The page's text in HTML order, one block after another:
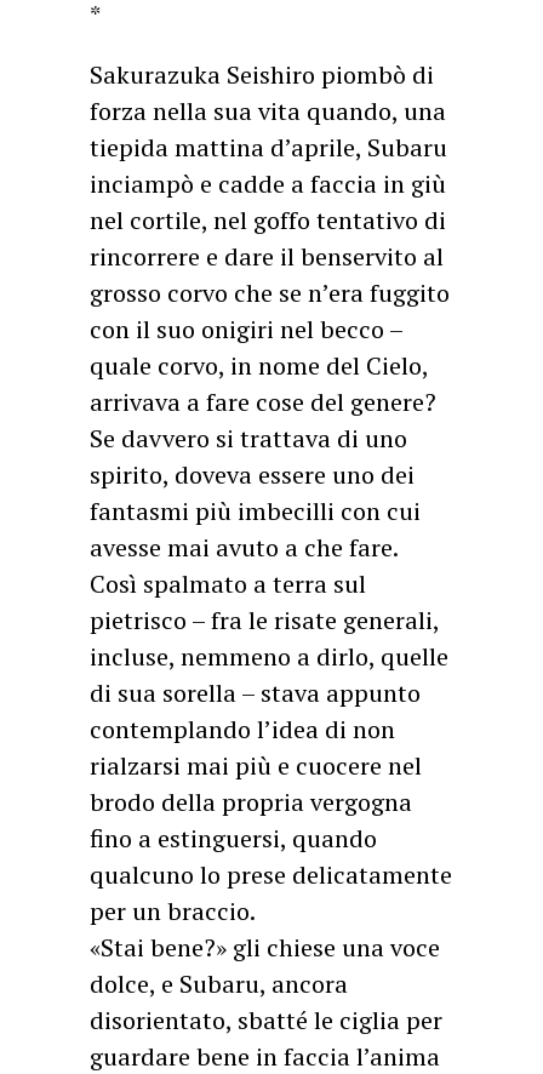
*
Sakurazuka Seishiro piombò di
forza nella sua vita quando, una
tiepida mattina d’aprile, Subaru
inciampò e cadde a faccia in giù
nel cortile, nel goffo tentativo di
rincorrere e dare il benservito al
grosso corvo che se n’era fuggito
con il suo onigiri nel becco –
quale corvo, in nome del Cielo,
arrivava a fare cose del genere?
Se davvero si trattava di uno
spirito, doveva essere uno dei
fantasmi più imbecilli con cui
avesse mai avuto a che fare.
Così spalmato a terra sul
pietrisco – fra le risate generali,
incluse, nemmeno a dirlo, quelle
di sua sorella – stava appunto
contemplando l’idea di non
rialzarsi mai più e cuocere nel
brodo della propria vergogna
fino a estinguersi, quando
qualcuno lo prese delicatamente
per un braccio.
«Stai bene?» gli chiese una voce
dolce, e Subaru, ancora
disorientato, sbatté le ciglia per
guardare bene in faccia l’anima